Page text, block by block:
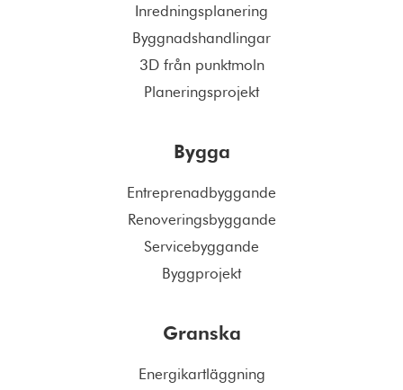
Inredningsplanering
Byggnadshandlingar
3D från punktmoln
Planeringsprojekt
Bygga
Entreprenadbyggande
Renoveringsbyggande
Servicebyggande
Byggprojekt
Granska
Energikartläggning